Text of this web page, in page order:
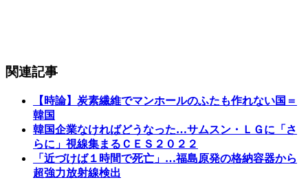
関連記事
【時論】炭素繊維でマンホールのふたも作れない国＝
韓国
韓国企業なければどうなった…サムスン・ＬＧに「さ
らに」視線集まるＣＥＳ２０２２
「近づけば１時間で死亡」…福島原発の格納容器から
超強力放射線検出